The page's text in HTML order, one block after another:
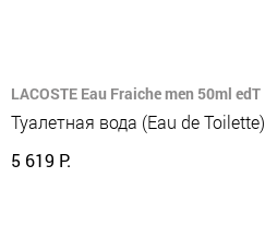
LACOSTE Eau Fraiche men 50ml edT
Туалетная вода (Eau de Toilette)
5 619 Р.